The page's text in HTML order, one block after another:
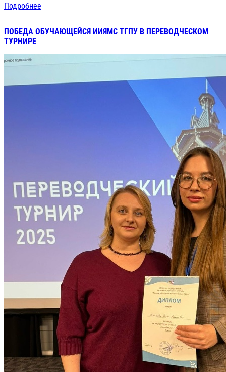
Подробнее
ПОБЕДА ОБУЧАЮЩЕЙСЯ ИИЯМС ТГПУ В ПЕРЕВОДЧЕСКОМ
ТУРНИРЕ